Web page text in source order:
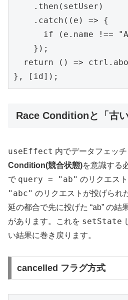
    .then(setUser)
    .catch((e) => {
if (e.name !==
    });
return () =>
}, [id]);
Race Conditionと「古
useEffect 内でデータフェッ
Condition(競合状態)を意識する
で query = "ab" のリクエス
"abc" のリクエストが投げられ
延の都合で先に投げた “ab” の結
があります。これを setState
い結果に巻き戻ります。
cancelled フラグ方式